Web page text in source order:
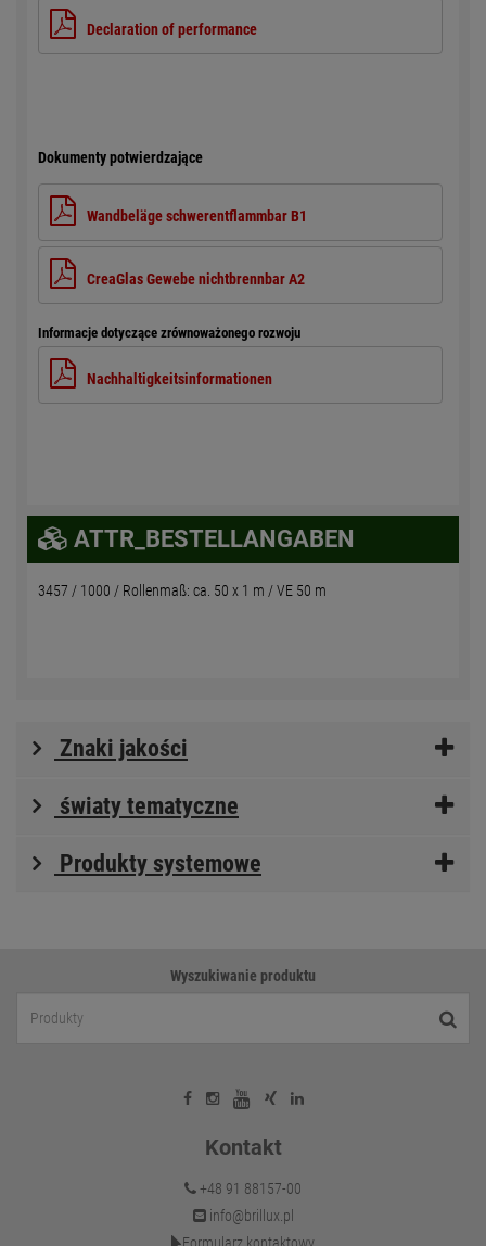
Declaration of performance
Dokumenty potwierdzające
Wandbeläge schwerentflammbar B1
CreaGlas Gewebe nichtbrennbar A2
Informacje dotyczące zrównoważonego rozwoju
Nachhaltigkeitsinformationen
ATTR_BESTELLANGABEN
3457 / 1000 / Rollenmaß: ca. 50 x 1 m / VE 50 m
Znaki jakości
światy tematyczne
Produkty systemowe
Wyszukiwanie produktu
Kontakt
+48 91 88157-00
info@brillux.pl